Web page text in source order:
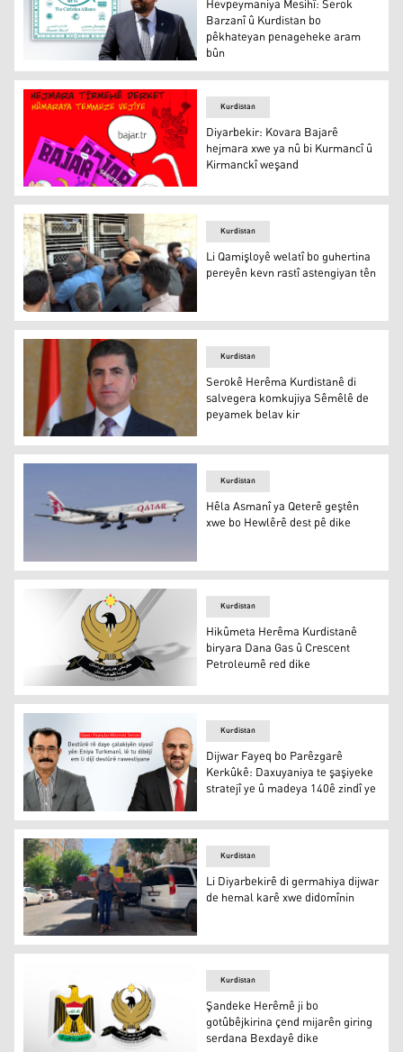
Ano Cewher Ebdoka
Hevpeymaniya Mesihî: Serok
Barzanî û Kurdistan bo
pêkhateyan penageheke aram
bûn
Diyarbekir: Kovara Bajarê hejmara xwe ya nû bi
Kurdistan
Diyarbekir: Kovara Bajarê
hejmara xwe ya nû bi Kurmancî û
Kirmanckî weşand
Li Qamişloyê welatî bo guhertina pereyên kevn rastî
Kurdistan
Li Qamişloyê welatî bo guhertina
pereyên kevn rastî astengiyan tên
Nêçîrvan Barzanî
Kurdistan
Serokê Herêma Kurdistanê di
salvegera komkujiya Sêmêlê de
peyamek belav kir
Hêla Asmanî ya Qeterê geştên xwe bo Hewlêrê dest pê
Kurdistan
Hêla Asmanî ya Qeterê geştên
xwe bo Hewlêrê dest pê dike
Hikûmeta Herêma Kurdistanê biryara Dana Gas û
Kurdistan
Hikûmeta Herêma Kurdistanê
biryara Dana Gas û Crescent
Petroleumê red dike
Dijwar Fayeq bo Parêzgarê Kerkûkê: Daxuyaniya te
Kurdistan
Dijwar Fayeq bo Parêzgarê
Kerkûkê: Daxuyaniya te şaşiyeke
stratejî ye û madeya 140ê zindî ye
Li Diyarbekirê di germahiya dijwar de hemal karê xwe
Kurdistan
Li Diyarbekirê di germahiya dijwar
de hemal karê xwe didomînin
Kurdistan
Şandeke Herêmê ji bo
gotûbêjkirina çend mijarên giring
serdana Bexdayê dike